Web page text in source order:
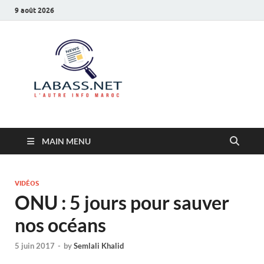
9 août 2026
MAIN MENU
VIDÉOS
ONU : 5 jours pour sauver
nos océans
5 juin 2017 - bySemlali Khalid